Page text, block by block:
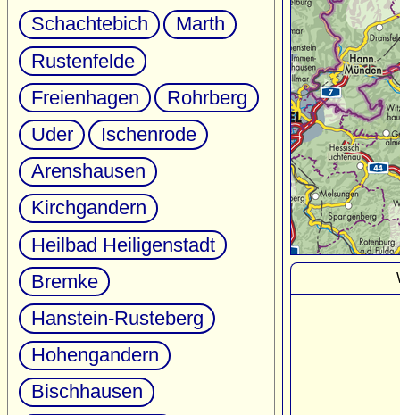
Schachtebich
Marth
Rustenfelde
Freienhagen
Rohrberg
Uder
Ischenrode
Arenshausen
Kirchgandern
Heilbad Heiligenstadt
Bremke
Hanstein-Rusteberg
Hohengandern
Bischhausen